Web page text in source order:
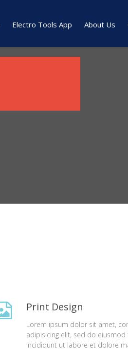
Electro Tools App About Us
Print Design
Lorem ipsum dolor sit amet,
adipisicing elit, sed do
incididunt ut labore et dolore